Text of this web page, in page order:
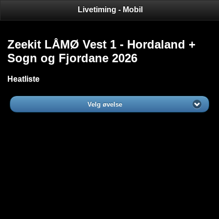
Livetiming - Mobil
Zeekit LÅMØ Vest 1 - Hordaland +
Sogn og Fjordane 2026
Heatliste
Velg øvelse